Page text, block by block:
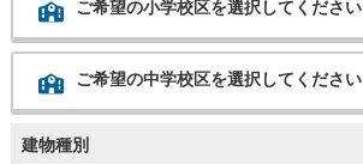
ご希望の小学校区を選択してください
ご希望の中学校区を選択してください
建物種別